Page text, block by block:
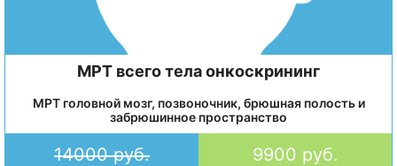
МРТ всего тела онкоскрининг
МРТ головной мозг, позвоночник, брюшная полость и
забрюшинное пространство
14000 руб. 9900 руб.